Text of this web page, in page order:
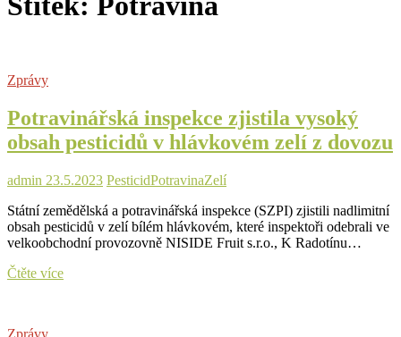
Zprávy
Potravinářská inspekce zjistila vysoký
obsah pesticidů v hlávkovém zelí z dovozu
admin 23.5.2023 PesticidPotravinaZelí
Státní zemědělská a potravinářská inspekce (SZPI) zjistili nadlimitní
obsah pesticidů v zelí bílém hlávkovém, které inspektoři odebrali ve
velkoobchodní provozovně NISIDE Fruit s.r.o., K Radotínu…
Čtěte vícePotravinářská
Zprávy